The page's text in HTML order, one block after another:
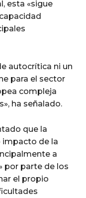
esta «sigue
autocrítica ni un
para el sector
compleja
ha señalado.
que la
impacto de la
a
por parte de los
el propio